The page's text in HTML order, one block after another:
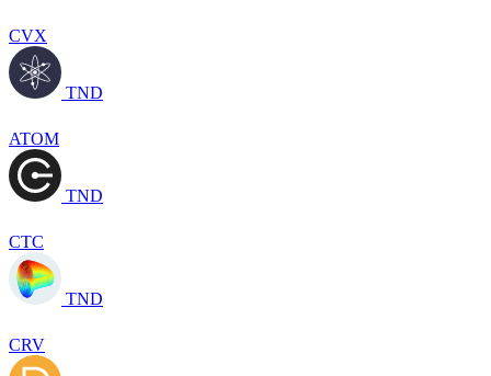
CVX
TND
ATOM
TND
CTC
TND
CRV